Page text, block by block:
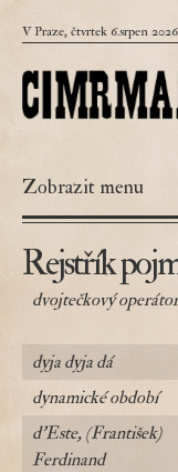
V Praze, čtvrtek 6.srpen 2026
Zobrazit menu
Rejstřík
dvojtečkový operátor
dyja dyja dá
dynamické období
d'Este, (František)
Ferdinand